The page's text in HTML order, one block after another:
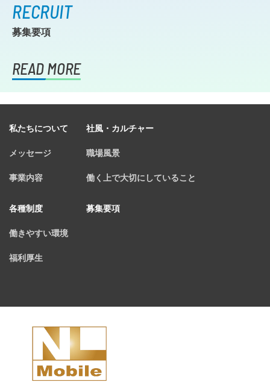
RECRUIT
募集要項
READ MORE
私たちについて
メッセージ
事業内容
社風・カルチャー
職場風景
働く上で大切にしていること
各種制度
働きやすい環境
福利厚生
募集要項